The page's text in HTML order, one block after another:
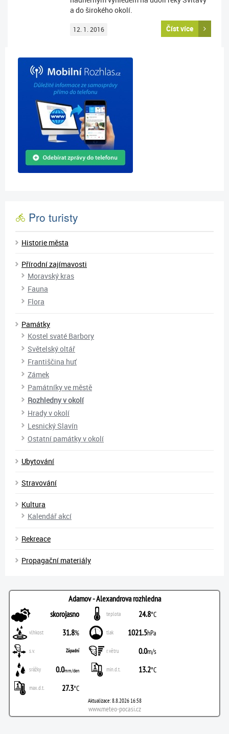
a do širokého okolí.
12. 1. 2016 Číst více
Pro turisty
Historie města
Přírodní zajímavosti
Moravský kras
Fauna
Flora
Památky
Kostel svaté Barbory
Světelský oltář
Františčina huť
Zámek
Památníky ve městě
Rozhledny v okolí
Hrady v okolí
Lesnický Slavín
Ostatní památky v okolí
Ubytování
Stravování
Kultura
Kalendář akcí
Rekreace
Propagační materiály